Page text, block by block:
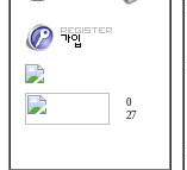
0
27